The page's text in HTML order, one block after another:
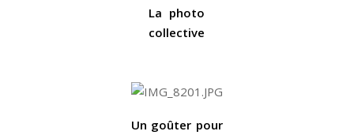
La photo
collective
Un goûter pour